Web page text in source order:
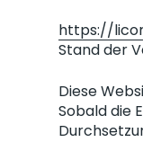
https://
Stand der
Diese
Sobald die